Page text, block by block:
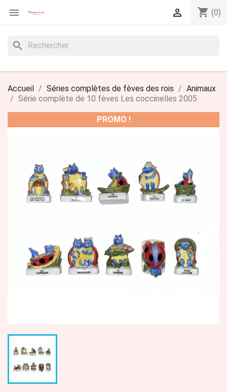
 shopping_cart (0)

search
Accueil Séries complètes de fèves des rois
Animaux
Série complète de 10 fèves Les coccinelles 2005
PROMO !